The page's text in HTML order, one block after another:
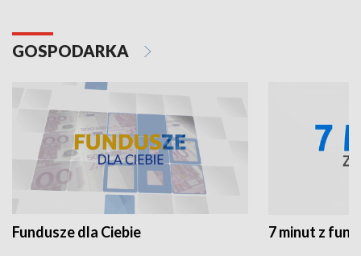
GOSPODARKA
Fundusze dla Ciebie 7 minut z